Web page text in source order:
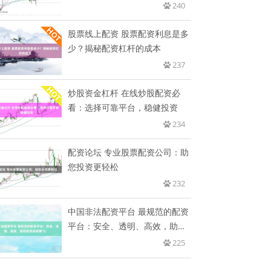
240
股票线上配资 股票配资利息是多
少？揭秘配资杠杆的成本
237
炒股资金杠杆 在线炒股配资必
看：选择可靠平台，稳健投资
234
配资论坛 专业股票配资公司：助
您投资更轻松
232
中国非法配资平台 最规范的配资
平台：安全、透明、高效，助您
225